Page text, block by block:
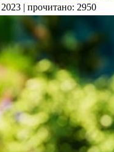
2023 | прочитано: 2950